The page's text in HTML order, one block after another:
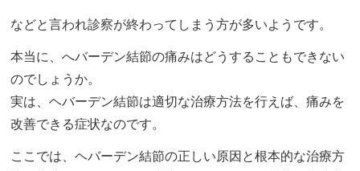
などと言われ診察が終わってしまう方が多いようです。
本当に、へバーデン結節の痛みはどうすることもできない
のでしょうか。
実は、ヘバーデン結節は適切な治療方法を行えば、痛みを
改善できる症状なのです。
ここでは、ヘバーデン結節の正しい原因と根本的な治療方